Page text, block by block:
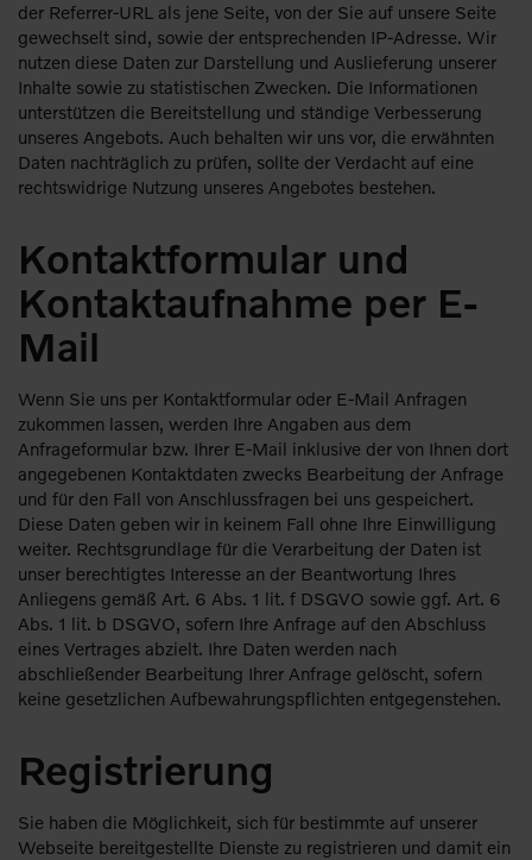
der Referrer-URL als jene Seite, von der Sie auf unsere Seite
gewechselt sind, sowie der entsprechenden IP-Adresse. Wir
nutzen diese Daten zur Darstellung und Auslieferung unserer
Inhalte sowie zu statistischen Zwecken. Die Informationen
unterstützen die Bereitstellung und ständige Verbesserung
unseres Angebots. Auch behalten wir uns vor, die erwähnten
Daten nachträglich zu prüfen, sollte der Verdacht auf eine
rechtswidrige Nutzung unseres Angebotes bestehen.
Kontaktformular und
Kontaktaufnahme per E-
Mail
Wenn Sie uns per Kontaktformular oder E-Mail Anfragen
zukommen lassen, werden Ihre Angaben aus dem
Anfrageformular bzw. Ihrer E-Mail inklusive der von Ihnen dort
angegebenen Kontaktdaten zwecks Bearbeitung der Anfrage
und für den Fall von Anschlussfragen bei uns gespeichert.
Diese Daten geben wir in keinem Fall ohne Ihre Einwilligung
weiter. Rechtsgrundlage für die Verarbeitung der Daten ist
unser berechtigtes Interesse an der Beantwortung Ihres
Anliegens gemäß Art. 6 Abs. 1 lit. f DSGVO sowie ggf. Art. 6
Abs. 1 lit. b DSGVO, sofern Ihre Anfrage auf den Abschluss
eines Vertrages abzielt. Ihre Daten werden nach
abschließender Bearbeitung Ihrer Anfrage gelöscht, sofern
keine gesetzlichen Aufbewahrungspflichten entgegenstehen.
Registrierung
Sie haben die Möglichkeit, sich für bestimmte auf unserer
Webseite bereitgestellte Dienste zu registrieren und damit ein